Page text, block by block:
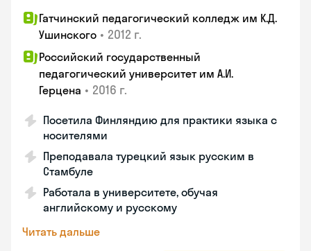
Гатчинский педагогический колледж им К.Д.
Ушинского • 2012 г.
Российский государственный
педагогический университет им А.И.
Герцена • 2016 г.
Посетила Финляндию для практики языка с
носителями
Преподавала турецкий язык русским в
Стамбуле
Работала в университете, обучая
английскому и русскому
Читать дальше